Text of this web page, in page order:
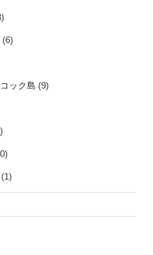
(6)
ック島 (9)
(1)